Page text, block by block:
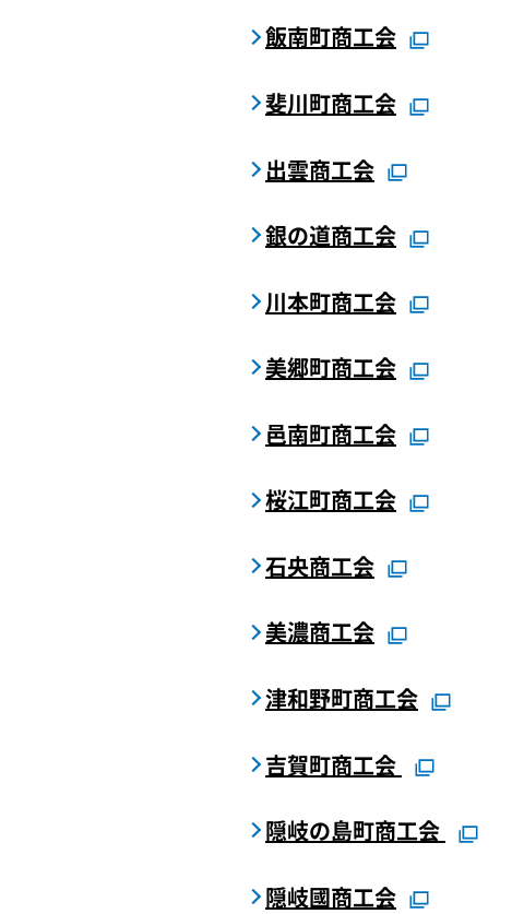
飯南町商工会
斐川町商工会
出雲商工会
銀の道商工会
川本町商工会
美郷町商工会
邑南町商工会
桜江町商工会
石央商工会
美濃商工会
津和野町商工会
吉賀町商工会
隠岐の島町商工会
隠岐國商工会